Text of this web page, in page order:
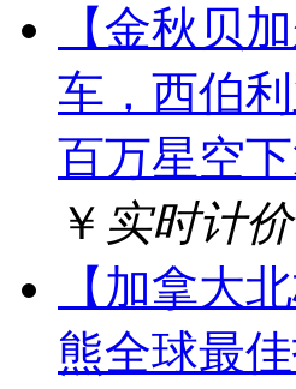
【金秋贝
车，西伯
百万星空
￥ 实时计价
【加拿大
熊全球最